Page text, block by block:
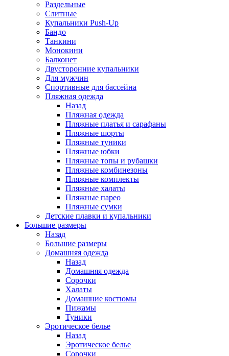
Раздельные
Слитные
Купальники Push-Up
Бандо
Танкини
Монокини
Балконет
Двусторонние купальники
Для мужчин
Спортивные для бассейна
Пляжная одежда
Назад
Пляжная одежда
Пляжные платья и сарафаны
Пляжные шорты
Пляжные туники
Пляжные юбки
Пляжные топы и рубашки
Пляжные комбинезоны
Пляжные комплекты
Пляжные халаты
Пляжные парео
Пляжные сумки
Детские плавки и купальники
Большие размеры
Назад
Большие размеры
Домашняя одежда
Назад
Домашняя одежда
Сорочки
Халаты
Домашние костюмы
Пижамы
Туники
Эротическое белье
Назад
Эротическое белье
Сорочки